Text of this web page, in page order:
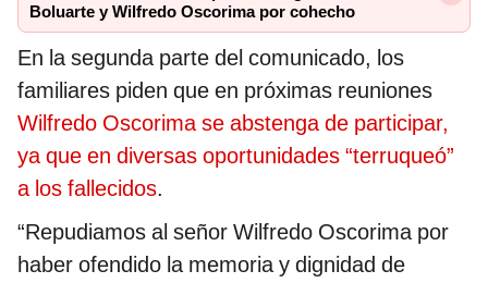
Boluarte y Wilfredo Oscorima por cohecho
En la segunda parte del comunicado, los
familiares piden que en próximas reuniones
Wilfredo Oscorima se abstenga de participar,
ya que en diversas oportunidades “terruqueó”
a los fallecidos.
“Repudiamos al señor Wilfredo Oscorima por
haber ofendido la memoria y dignidad de